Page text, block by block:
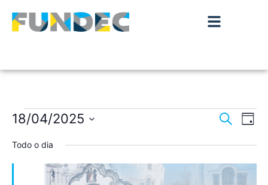
de
Pesquisar
de
Dia
18/04/2025
a
Todo o dia